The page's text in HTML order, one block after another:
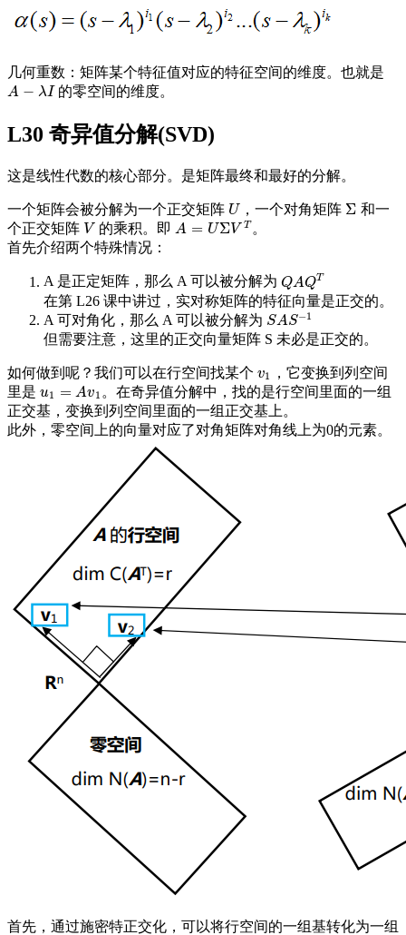
几何重数：矩阵某个特征值对应的特征空间的维度。也就是
A − λI
A−λ 的零空间的维度。
L30 奇异值分解(SVD)
这是线性代数的核心部分。是矩阵最终和最好的分解。
一个矩阵会被分解为一个正交矩阵 U
U ，一个对角矩阵 Σ
Σ 和一
个正交矩阵 V
V 的乘积。即 A = UΣV T
A=U ΣVT
。
首先介绍两个特殊情况：
A 是正定矩阵，那么 A 可以被分解为 QAQT
QAQT
在第 L26 课中讲过，实对称矩阵的特征向量是正交的。
A 可对角化，那么 A 可以被分解为 SAS−1
SAS−1
但需要注意，这里的正交向量矩阵 S 未必是正交的。
如何做到呢？我们可以在行空间找某个 v1
v1
，它变换到列空间
里是 u1 = Av1
u1 =A v1
。在奇异值分解中，找的是行空间里面的一组
正交基，变换到列空间里面的一组正交基上。
此外，零空间上的向量对应了对角矩阵对角线上为0的元素。
首先，通过施密特正交化，可以将行空间的一组基转化为一组